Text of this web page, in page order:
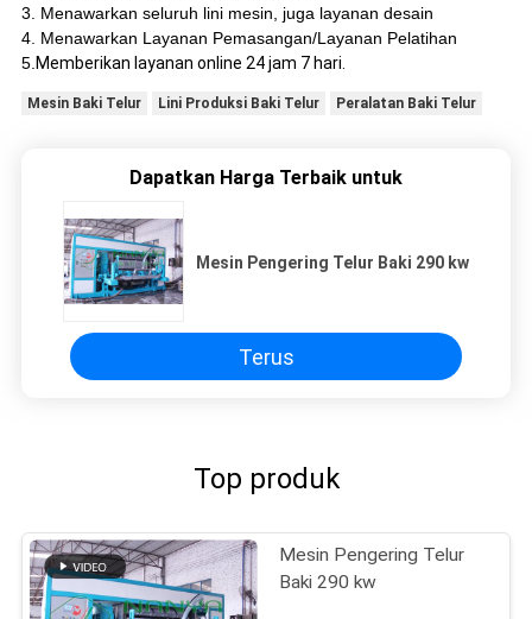
3. Menawarkan seluruh lini mesin, juga layanan desain
4. Menawarkan Layanan Pemasangan/Layanan Pelatihan
5.Memberikan layanan online 24 jam 7 hari.
Mesin Baki Telur Lini Produksi Baki Telur Peralatan Baki Telur
Dapatkan Harga Terbaik untuk
Mesin Pengering Telur Baki 290 kw
Terus
Top produk
Mesin Pengering Telur
Baki 290 kw